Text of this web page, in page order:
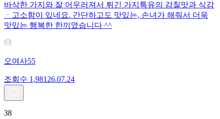
바삭한 가지와 잘 어우러져서 튀긴 가지특유의 감칠맛과 식감
ㆍ고소함이 있네요. 간단하고도 맛있는, 손녀가 해줘서 더욱
맛있는 행복한 한끼였습니다 ^^
오여사55
조회수 1,981 26.07.24
38